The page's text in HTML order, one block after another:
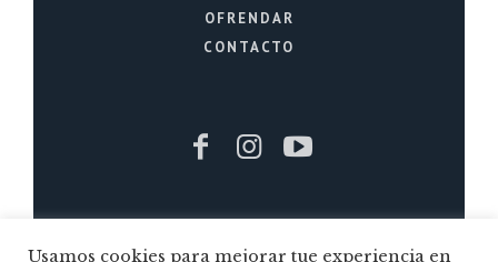
OFRENDAR
CONTACTO
Usamos cookies para mejorar tue experiencia en